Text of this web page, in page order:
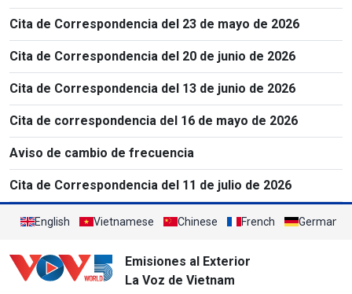
Cita de Correspondencia del 23 de mayo de 2026
Cita de Correspondencia del 20 de junio de 2026
Cita de Correspondencia del 13 de junio de 2026
Cita de correspondencia del 16 de mayo de 2026
Aviso de cambio de frecuencia
Cita de Correspondencia del 11 de julio de 2026
English Vietnamese Chinese French German
Emisiones al Exterior
La Voz de Vietnam